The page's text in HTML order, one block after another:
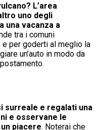
L’area
uno degli
una vacanza a
tra i comuni
e per goderti al meglio la
un’auto in modo da
surreale e regalati una
e osservane le
piacere. Noterai che